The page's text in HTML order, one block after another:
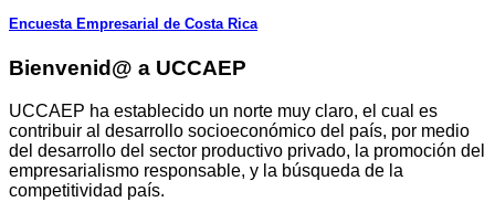
Encuesta Empresarial de Costa Rica
Bienvenid@ a UCCAEP
UCCAEP ha establecido un norte muy claro, el cual es
contribuir al desarrollo socioeconómico del país, por medio
del desarrollo del sector productivo privado, la promoción del
empresarialismo responsable, y la búsqueda de la
competitividad país.